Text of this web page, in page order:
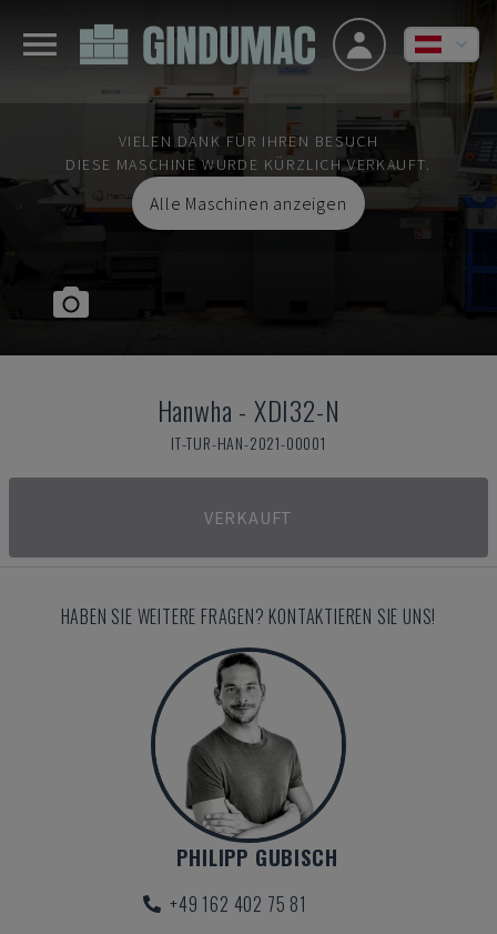
VIELEN DANK FÜR IHREN BESUCH
DIESE MASCHINE WURDE KÜRZLICH VERKAUFT.
Alle Maschinen anzeigen
Hanwha - XDI32-N
IT-TUR-HAN-2021-00001
VERKAUFT
HABEN SIE WEITERE FRAGEN? KONTAKTIEREN SIE UNS!
PHILIPP GUBISCH
+49 162 402 75 81